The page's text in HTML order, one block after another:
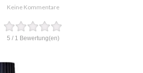
Keine Kommentare
5 / 1 Bewertung(en)